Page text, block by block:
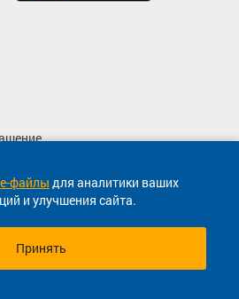
файлы для аналитики ваших
и улучшения сайта.
Принять
сообщения
Онлайн сервис продажи